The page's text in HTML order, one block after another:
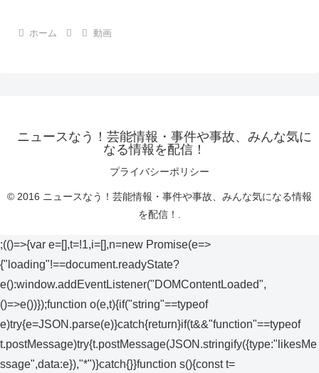
ホーム 動画
ニュースなう！芸能情報・事件や事故、みんな気に
なる情報を配信！
プライバシーポリシー
© 2016 ニュースなう！芸能情報・事件や事故、みんな気になる情報
を配信！.
;(()=>{var e=[],t=!1,i=[],n=new Promise(e=>
{"loading"!==document.readyState?
e():window.addEventListener("DOMContentLoaded",
()=>e())});function o(e,t){if("string"==typeof
e)try{e=JSON.parse(e)}catch{return}if(t&&"function"==typeof
t.postMessage)try{t.postMessage(JSON.stringify({type:"likesMe
ssage",data:e}),"*")}catch{}}function s(){const t=